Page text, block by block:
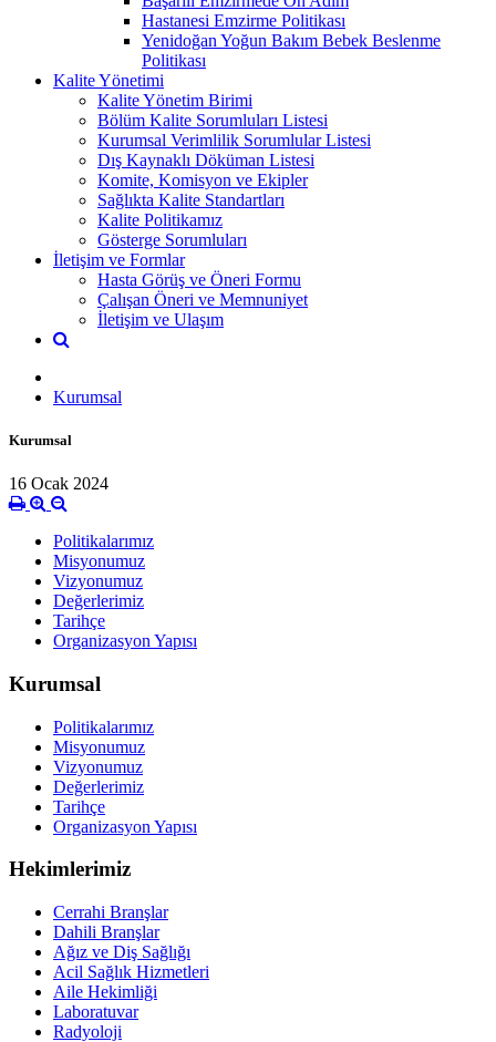
Hastanesi Emzirme Politikası
Yenidoğan Yoğun Bakım Bebek Beslenme
Politikası
Kalite Yönetimi
Kalite Yönetim Birimi
Bölüm Kalite Sorumluları Listesi
Kurumsal Verimlilik Sorumlular Listesi
Dış Kaynaklı Döküman Listesi
Komite, Komisyon ve Ekipler
Sağlıkta Kalite Standartları
Kalite Politikamız
Gösterge Sorumluları
İletişim ve Formlar
Hasta Görüş ve Öneri Formu
Çalışan Öneri ve Memnuniyet
İletişim ve Ulaşım
Kurumsal
Kurumsal
16 Ocak 2024
Politikalarımız
Misyonumuz
Vizyonumuz
Değerlerimiz
Tarihçe
Organizasyon Yapısı
Kurumsal
Politikalarımız
Misyonumuz
Vizyonumuz
Değerlerimiz
Tarihçe
Organizasyon Yapısı
Hekimlerimiz
Cerrahi Branşlar
Dahili Branşlar
Ağız ve Diş Sağlığı
Acil Sağlık Hizmetleri
Aile Hekimliği
Laboratuvar
Radyoloji